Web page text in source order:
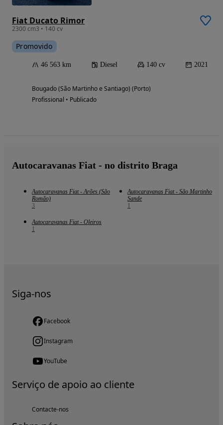
Fiat Ducato Rimor
2300 cm3 • 140 cv
Promovido
46 563 km Diesel 140 cv 2021
Bougado (São Martinho e Santiago) (Porto)
Profissional • Publicado
Autocaravanas Fiat - no distrito Braga
Autocaravanas Fiat - Arões (São
Romão)
3
Autocaravanas Fiat - São Martinho
Sande
1
Autocaravanas Fiat - Oleiros
1
Siga-nos
Facebook
Instagram
YouTube
Serviço de apoio ao cliente
Contacte-nos